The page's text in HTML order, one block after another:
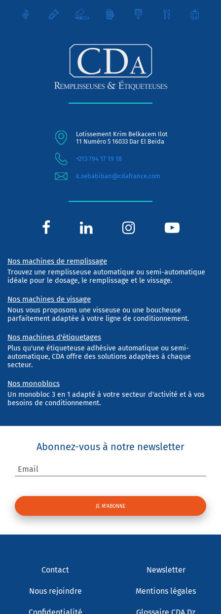
Lotissement Krim Belkacem Ilot
11 Numéro 5 16033 Dar El Beïda
+213 794 17 19 18
k.sebabiban@cdafrance.com
Nos machines de remplissage
Trouvez une remplisseuse automatique ou semi-automatique
idéale pour le dosage, le remplissage et le vissage.
Nos machines de vissage
Nous vous proposons une visseuse ou une boucheuse
parfaitement adaptée à votre ligne de conditionnement.
Nos machines d'étiquetages
Plus qu'une étiqueteuse adhésive automatique ou semi-
automatique, CDA offre des solutions adaptées à chaque
secteur.
Nos monoblocs
Un monobloc 3 en 1 adapté à votre secteur d'activité et à vos
besoins de conditionnement.
Abonnez-vous à notre newsletter
Email
Contact Newsletter
Nous rejoindre Mentions légales